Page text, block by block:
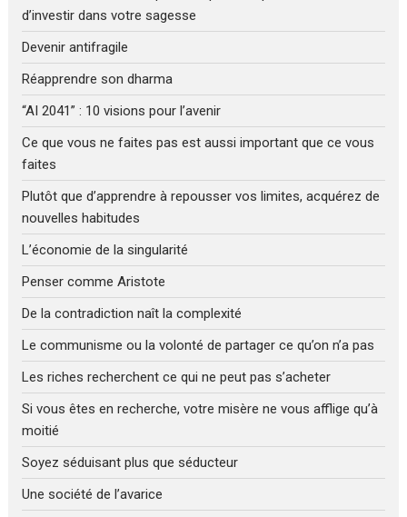
d’investir dans votre sagesse
Devenir antifragile
Réapprendre son dharma
“AI 2041” : 10 visions pour l’avenir
Ce que vous ne faites pas est aussi important que ce vous
faites
Plutôt que d’apprendre à repousser vos limites, acquérez de
nouvelles habitudes
L’économie de la singularité
Penser comme Aristote
De la contradiction naît la complexité
Le communisme ou la volonté de partager ce qu’on n’a pas
Les riches recherchent ce qui ne peut pas s’acheter
Si vous êtes en recherche, votre misère ne vous afflige qu’à
moitié
Soyez séduisant plus que séducteur
Une société de l’avarice